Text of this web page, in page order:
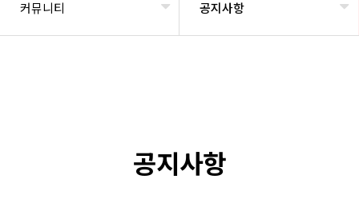
커뮤니티 공지사항
공지사항